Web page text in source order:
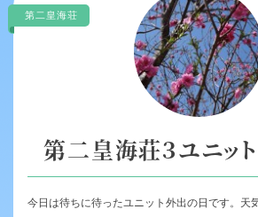
第二皇海荘
第二皇海荘３ユニ
今日は待ちに待ったユニット外出の日です。天